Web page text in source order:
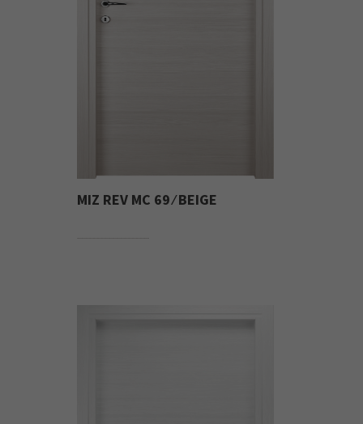
MIZ REV MC 69 ⁄ BEIGE